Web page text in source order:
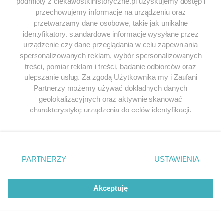
Odpowiedz
Michał napisał/a 26.12.2022
Kosiński to niedouczony fantasta i
grafoman. Łuczyński, czyli ja, stosuje
przynajmniej jakiekolwiek metody naukowe.
Dzięki temu te rekonstrukcje nie są po
prostu czyimiś wymysłami, tylko dają się
politycznie
przechowujemy informacje na urządzeniu oraz
przetwarzamy dane osobowe, takie jak unikalne
identyfikatory, standardowe informacje wysyłane przez
urządzenie czy dane przeglądania w celu zapewniania
spersonalizowanych reklam, wybór spersonalizowanych
treści, pomiar reklam i treści, badanie odbiorców oraz
ulepszanie usług. Za zgodą Użytkownika my i Zaufani
Partnerzy możemy używać dokładnych danych
geolokalizacyjnych oraz aktywnie skanować
charakterystykę urządzenia do celów identyfikacji.
zmienić/wycofać klikając przycisk ustawień prywatności
znajdujący się w lewym dolnym rogu strony
. Niektóre
użytkownika, ale masz prawo sprzeciwić się takiemu
przetwarzaniu. Preferencje będą miały zastosowania tylko
PARTNERZY USTAWIENIA
Akceptuję